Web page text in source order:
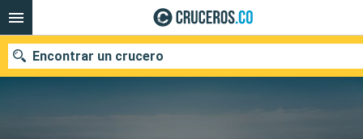
Encontrar un crucero